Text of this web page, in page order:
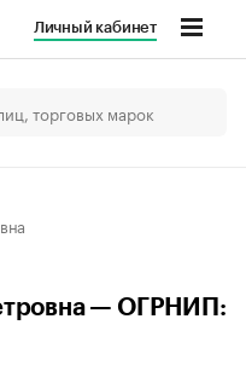
Личный кабинет
— ОГРНИП: